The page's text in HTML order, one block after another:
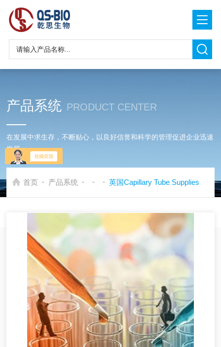
产品系统 PRODUCT CENTER
在发展中求生存，不断贴心，以良好信誉和科学的管理促进企业迅速
发展
首页 - 产品系统 - - - 英国Capillary Tube Supplies